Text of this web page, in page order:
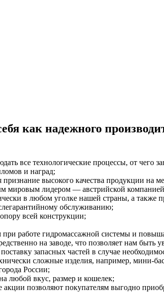
как надежного
все технологические процессы, от чего
и наград;
высокого качества продукции на
мировым лидером — австрийской
в любом уголке нашей страны, а также
обслуживанию;
всей конструкции;
работе гидромассажной системы и
на заводе, что позволяет нам быть
запасных частей в случае
сложные изделия, например, мини-
России;
любой вкус, размер и кошелек;
позволяют покупателям выгодно